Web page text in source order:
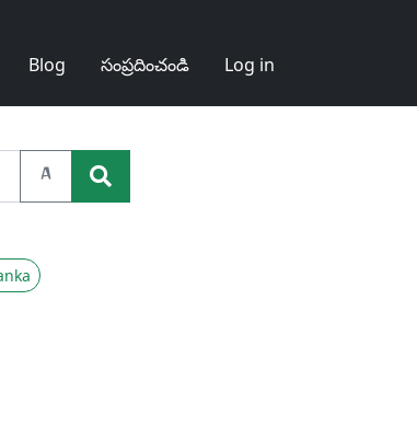
Blog సంప్రదించండి Log in
A